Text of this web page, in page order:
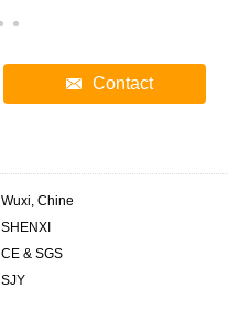
Contact
Wuxi, Chine
SHENXI
CE & SGS
SJY